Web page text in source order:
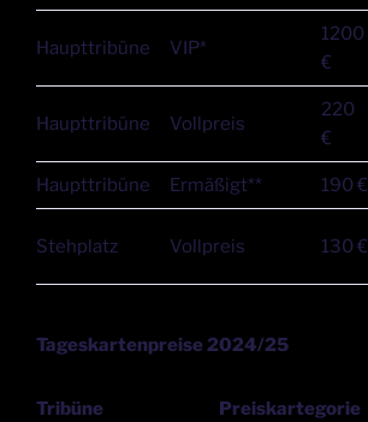
Haupttribüne VIP*
1200
€
Haupttribüne Vollpreis
220
€
Haupttribüne Ermäßigt** 190 €
Stehplatz Vollpreis 130 €
Tageskartenpreise 2024/25
Tribüne Preiskartegorie